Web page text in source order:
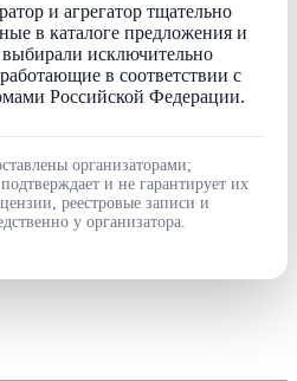
и агрегатор тщательно
в каталоге предложения и
исключительно
в соответствии с
Российской Федерации.
организаторами;
и не гарантирует их
реестровые записи и
у организатора.